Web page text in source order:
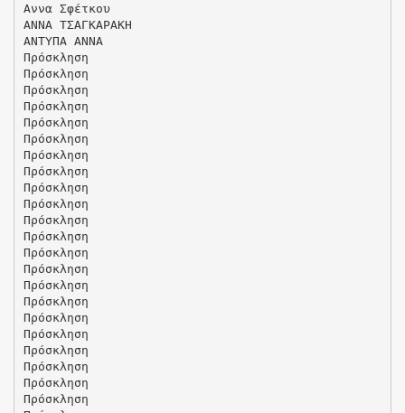
Αννα Σφέτκου
ΑΝΝΑ ΤΣΑΓΚΑΡΑΚΗ
ΑΝΤΥΠΑ ΑΝΝΑ
Πρόσκληση
Πρόσκληση
Πρόσκληση
Πρόσκληση
Πρόσκληση
Πρόσκληση
Πρόσκληση
Πρόσκληση
Πρόσκληση
Πρόσκληση
Πρόσκληση
Πρόσκληση
Πρόσκληση
Πρόσκληση
Πρόσκληση
Πρόσκληση
Πρόσκληση
Πρόσκληση
Πρόσκληση
Πρόσκληση
Πρόσκληση
Πρόσκληση